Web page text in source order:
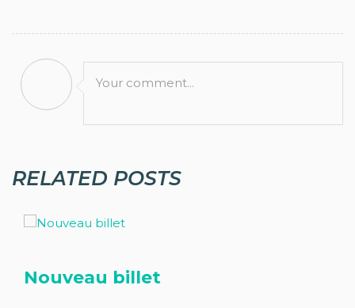
Your comment...
RELATED POSTS
Nouveau billet